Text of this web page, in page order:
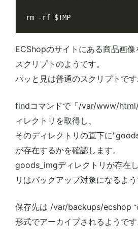
rm -rf $TMP
ECShopのサイトにある商品画
スクリプトのようです。
パッと見は普通のスクリプトです
findコマンドで「/var/www/
ィレクトリを取得し、
そのディレクトリの直下に
が存在するかを確認します。
goods_imgディレクトリが存在
リはバックアップ対象になるよう
保存先は /var/backups/ecshop
形式でアーカイブされるようです